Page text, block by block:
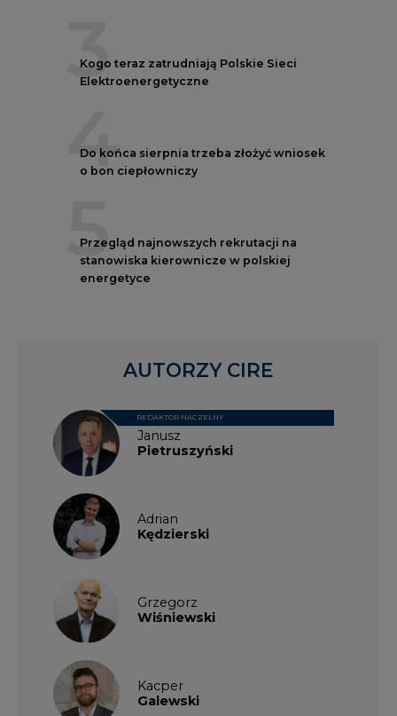
3
Kogo teraz zatrudniają Polskie Sieci
Elektroenergetyczne
4
Do końca sierpnia trzeba złożyć wniosek
o bon ciepłowniczy
5
Przegląd najnowszych rekrutacji na
stanowiska kierownicze w polskiej
energetyce
Janusz
Pietruszyński
REDAKTOR NACZELNY
Adrian
Kędzierski
Grzegorz
Wiśniewski
Kacper
Galewski
AUTORZY CIRE